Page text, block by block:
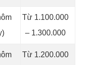
Từ 1.100.000
– 1.300.000
Từ 1.200.000